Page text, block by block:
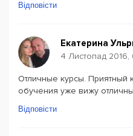
Відповісти
Екатерина
4 Листопад 2016,
Отличные курсы. Приятный
обучения уже вижу
Відповісти